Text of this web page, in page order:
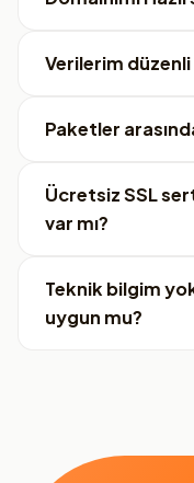
Verilerim
Paketler
Ücretsiz SSL
var mı?
Teknik bilgim
uygun mu?